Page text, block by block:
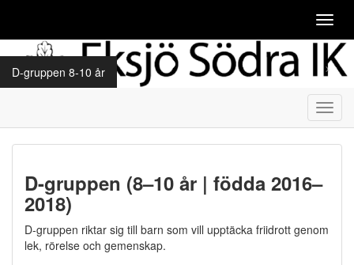
D-gruppen 8-10 år
D-gruppen (8–10 år | födda 2016–
2018)
D-gruppen riktar sig till barn som vill upptäcka friidrott genom
lek, rörelse och gemenskap.